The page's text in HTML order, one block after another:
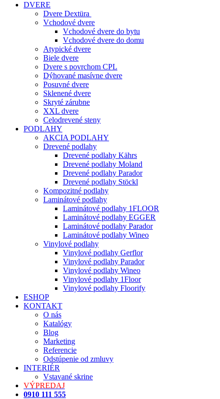
DVERE
Dvere Dextüra
Vchodové dvere
Vchodové dvere do bytu
Vchodové dvere do domu
Atypické dvere
Biele dvere
Dvere s povrchom CPL
Dýhované masívne dvere
Posuvné dvere
Sklenené dvere
Skryté zárubne
XXL dvere
Celodrevené steny
PODLAHY
AKCIA PODLAHY
Drevené podlahy
Drevené podlahy Kährs
Drevené podlahy Moland
Drevené podlahy Parador
Drevené podlahy Stöckl
Kompozitné podlahy
Laminátové podlahy
Laminátové podlahy 1FLOOR
Laminátové podlahy EGGER
Laminátové podlahy Parador
Laminátové podlahy Wineo
Vinylové podlahy
Vinylové podlahy Gerflor
Vinylové podlahy Parador
Vinylové podlahy Wineo
Vinylové podlahy 1Floor
Vinylové podlahy Floorify
ESHOP
KONTAKT
O nás
Katalógy
Blog
Marketing
Referencie
Odstúpenie od zmluvy
INTERIÉR
Vstavané skrine
VÝPREDAJ
0910 111 555